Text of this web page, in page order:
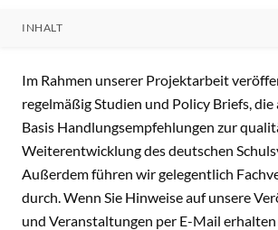
INHALT
INHALT
Im Rahmen unserer Projektarbeit
regelmäßig Studien und Policy Briefs,
Basis Handlungsempfehlungen zur
Weiterentwicklung des deutschen
Außerdem führen wir gelegentlich
durch. Wenn Sie Hinweise auf unsere
und Veranstaltungen per E-Mail